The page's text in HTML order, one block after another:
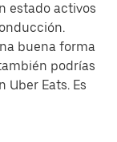
estado activos
buena forma
podrías
Uber Eats. Es